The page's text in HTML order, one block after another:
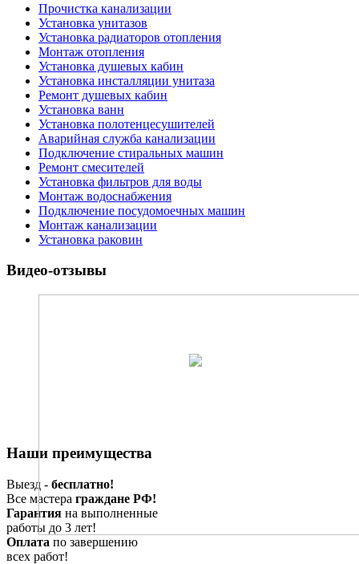
Прочистка канализации
Установка унитазов
Установка радиаторов отопления
Монтаж отопления
Установка душевых кабин
Установка инсталляции унитаза
Ремонт душевых кабин
Установка ванн
Установка полотенцесушителей
Аварийная служба канализации
Подключение стиральных машин
Ремонт смесителей
Установка фильтров для воды
Монтаж водоснабжения
Подключение посудомоечных машин
Монтаж канализации
Установка раковин
Видео-отзывы
Наши преимущества
Выезд - бесплатно!
Все мастера граждане РФ!
Гарантия на выполненные
работы до 3 лет!
Оплата по завершению
всех работ!